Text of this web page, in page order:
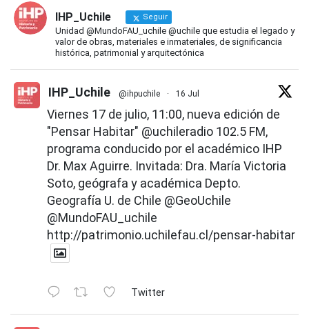
IHP_Uchile Seguir
Unidad @MundoFAU_uchile @uchile que estudia el legado y
valor de obras, materiales e inmateriales, de significancia
histórica, patrimonial y arquitectónica
IHP_Uchile @ihpuchile · 16 Jul
Viernes 17 de julio, 11:00, nueva edición de
"Pensar Habitar" @uchileradio 102.5 FM,
programa conducido por el académico IHP
Dr. Max Aguirre. Invitada: Dra. María Victoria
Soto, geógrafa y académica Depto.
Geografía U. de Chile @GeoUchile
@MundoFAU_uchile
http://patrimonio.uchilefau.cl/pensar-habitar
Twitter